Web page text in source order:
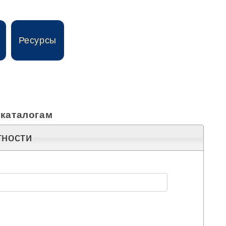
Ресурсы